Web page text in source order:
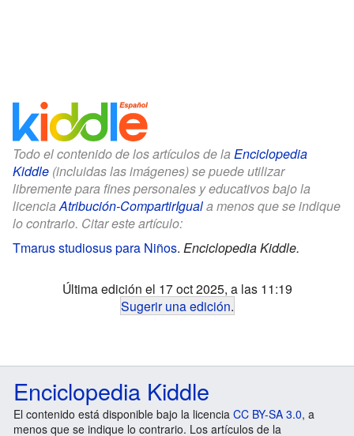
Todo el contenido de los artículos de la Enciclopedia
Kiddle (incluidas las imágenes) se puede utilizar
libremente para fines personales y educativos bajo la
licenciaAtribución-CompartirIguala menos que se indique
lo contrario. Citar este artículo:
Tmarus studiosus para Niños. Enciclopedia Kiddle.
Última edición el 17 oct 2025, a las 11:19
Sugerir una edición.
Enciclopedia Kiddle
El contenido está disponible bajo la licencia CC BY-SA 3.0, a
menos que se indique lo contrario. Los artículos de la